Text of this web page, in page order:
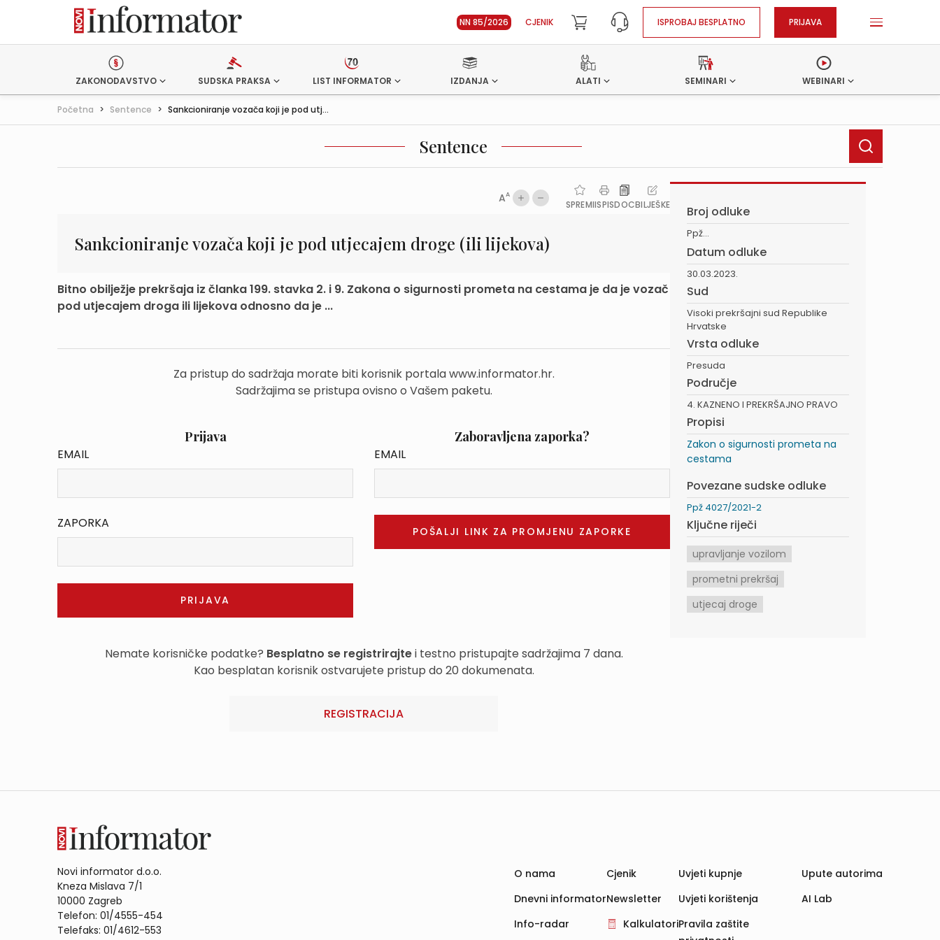
NN 85/2026 CJENIK ISPROBAJ BESPLATNO PRIJAVA
ZAKONODAVSTVO SUDSKA PRAKSA LIST INFORMATOR IZDANJA ALATI SEMINARI WEBINARI
Početna > Sentence > Sankcioniranje vozača koji je pod utj...
Sentence
AA
SPREMIISPISDOCBILJEŠKE
Sankcioniranje vozača koji je pod utjecajem droge (ili lijekova)
Bitno obilježje prekršaja iz članka 199. stavka 2. i 9. Zakona o sigurnosti prometa na cestama je da je vozač
pod utjecajem droga ili lijekova odnosno da je ...
Za pristup do sadržaja morate biti korisnik portala www.informator.hr.
Sadržajima se pristupa ovisno o Vašem paketu.
Prijava
EMAIL
ZAPORKA
Zaboravljena zaporka?
EMAIL
Nemate korisničke podatke? Besplatno se registrirajtei testno pristupajte sadržajima 7 dana.
Kao besplatan korisnik ostvarujete pristup do 20 dokumenata.
REGISTRACIJA
Broj odluke
Ppž...
Datum odluke
30.03.2023.
Sud
Visoki prekršajni sud Republike
Hrvatske
Vrsta odluke
Presuda
Područje
4. KAZNENO I PREKRŠAJNO PRAVO
Propisi
Zakon o sigurnosti prometa na
cestama
Povezane sudske odluke
Ppž 4027/2021-2
Ključne riječi
upravljanje vozilom
prometni prekršaj
utjecaj droge
Novi informator d.o.o.
Kneza Mislava 7/1
10000 Zagreb
Telefon: 01/4555-454
Telefaks: 01/4612-553
O nama
Dnevni informator
Info-radar
Cjenik
Newsletter
Kalkulatori
Uvjeti kupnje
Uvjeti korištenja
Pravila zaštite
Upute autorima
AI Lab